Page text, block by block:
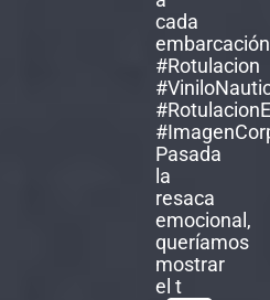
Pasada
la
resaca
emocional,
queríamos
mostrar
el t